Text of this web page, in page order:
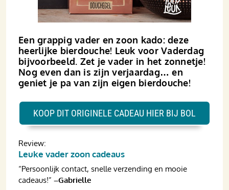
Een grappig vader en zoon kado: deze
heerlijke bierdouche! Leuk voor Vaderdag
bijvoorbeeld. Zet je vader in het zonnetje!
Nog even dan is zijn verjaardag… en
geniet je pa van zijn eigen bierdouche!
Review:
Leuke vader zoon cadeaus
“Persoonlijk contact, snelle verzending en mooie
cadeaus!” –Gabrielle
KOOP DIT ORIGINELE CADEAU HIER BIJ BOL